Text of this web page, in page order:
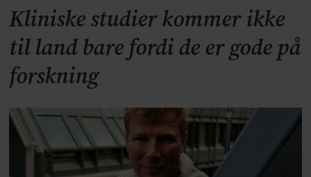
Kliniske studier kommer ikke
til land bare fordi de er gode på
forskning